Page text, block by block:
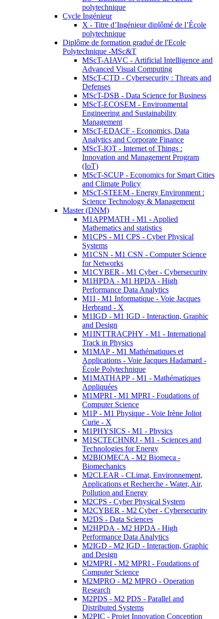
polytechnique
Cycle Ingénieur
X - Titre d’Ingénieur diplômé de l’École
polytechnique
Diplôme de formation gradué de l'Ecole
Polytechnique -MSc&T
MScT-AIAVC - Artificial Intelligence and
Advanced Visual Computing
MScT-CTD - Cybersecurity : Threats and
Defenses
MScT-DSB - Data Science for Business
MScT-ECOSEM - Environmental
Engineering and Sustainability
Management
MScT-EDACF - Economics, Data
Analytics and Corporate Finance
MScT-IOT - Internet of Things :
Innovation and Management Program
(IoT)
MScT-SCUP - Economics for Smart Cities
and Climate Policy
MScT-STEEM - Energy Environment :
Science Technology & Management
Master (DNM)
M1APPMATH - M1 - Applied
Mathematics and statistics
M1CPS - M1 CPS - Cyber Physical
Systems
M1CSN - M1 CSN - Computer Science
for Networks
M1CYBER - M1 Cyber - Cybersecurity
M1HPDA - M1 HPDA - High
Performance Data Analytics
M1I - M1 Informatique - Voie Jacques
Herbrand - X
M1IGD - M1 IGD - Interaction, Graphic
and Design
M1INTTRACPHY - M1 - International
Track in Physics
M1MAP - M1 Mathématiques et
Applications - Voie Jacques Hadamard -
École Polytechnique
M1MATHAPP - M1 - Mathématiques
Appliquées
M1MPRI - M1 MPRI - Foudations of
Computer Science
M1P - M1 Physique - Voie Irène Joliot
Curie - X
M1PHYSICS - M1 - Physics
M1SCTECHNRJ - M1 - Sciences and
Technologies for Energy
M2BIOMECA - M2 Biomeca -
Biomechanics
M2CLEAR - CLimat, Environnement,
Applications et Recherche - Water, Air,
Pollution and Energy
M2CPS - Cyber Physical System
M2CYBER - M2 Cyber - Cybersecurity
M2DS - Data Sciences
M2HPDA - M2 HPDA - High
Performance Data Analytics
M2IGD - M2 IGD - Interaction, Graphic
and Design
M2MPRI - M2 MPRI - Foudations of
Computer Science
M2MPRO - M2 MPRO - Operation
Research
M2PDS - M2 PDS - Parallel and
Distributed Systems
M2PIC - Projet Innovation Conception